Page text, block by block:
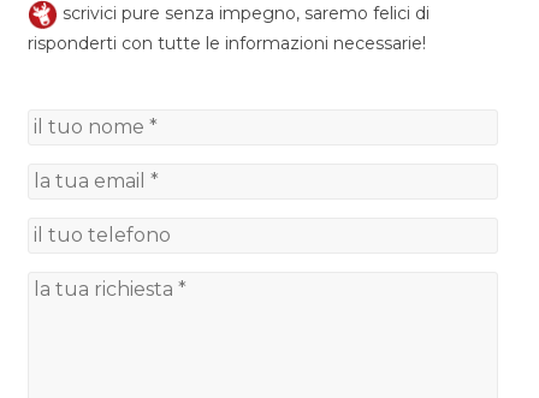
scrivici pure senza impegno, saremo felici di
risponderti con tutte le informazioni necessarie!